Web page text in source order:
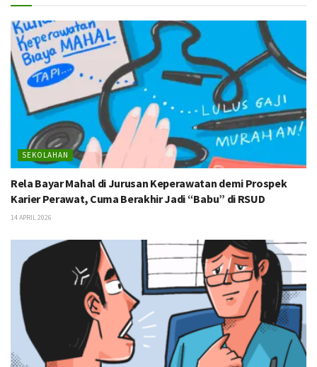
SEKOLAHAN
Rela Bayar Mahal di Jurusan Keperawatan demi Prospek
Karier Perawat, Cuma Berakhir Jadi “Babu” di RSUD
14 APRIL 2026